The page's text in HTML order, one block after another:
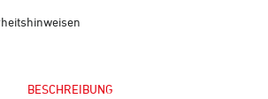
BESCHREIBUNG